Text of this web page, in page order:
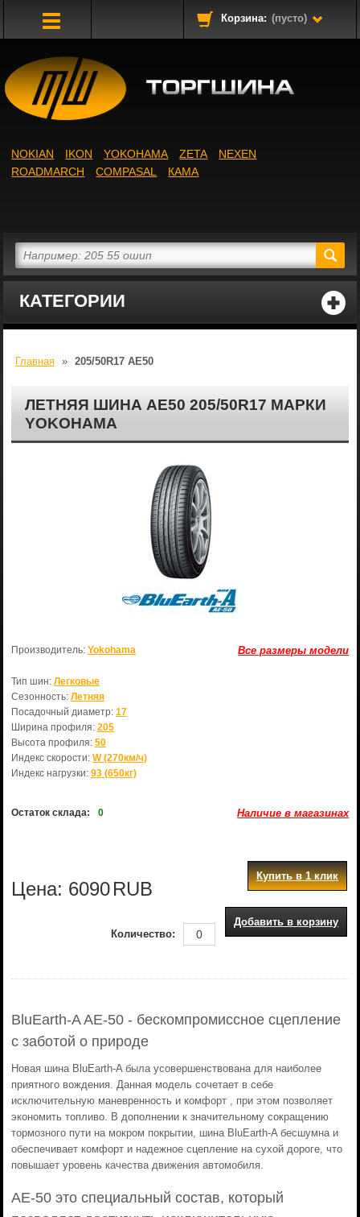
Корзина: (пусто)
КАТЕГОРИИ
NOKIAN IKON YOKOHAMA ZETA
NEXEN
ROADMARCH
COMPASAL КАМА
Главная » 205/50R17 AE50
ЛЕТНЯЯ ШИНА AE50 205/50R17 МАРКИ
YOKOHAMA
Все размеры модели
Производитель: Yokohama
Тип шин: Легковые
Сезонность: Летняя
Посадочный диаметр: 17
Ширина профиля: 205
Высота профиля: 50
Индекс скорости: W (270км/ч)
Индекс нагрузки: 93 (650кг)
Остаток склада: 0 Наличие в магазинах
Цена: 6090RUB
Купить в 1 клик
Добавить в корзину
Количество:
BluEarth-A AE-50 - бескомпромиссное сцепление
с заботой о природе
Новая шина BluEarth-A была усовершенствована для наиболее
приятного вождения. Данная модель сочетает в себе
исключительную маневренность и комфорт , при этом позволяет
экономить топливо. В дополнении к значительному сокращению
тормозного пути на мокром покрытии, шина BluEarth-A бесшумна и
обеспечивает комфорт и надежное сцепление на сухой дороге, что
повышает уровень качества движения автомобиля.
AE-50 это специальный состав, который